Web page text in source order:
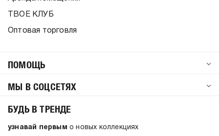
ТВОЕ КЛУБ
Оптовая торговля
ПОМОЩЬ
МЫ В СОЦСЕТЯХ
БУДЬ В ТРЕНДЕ
узнавай первым о новых коллекциях